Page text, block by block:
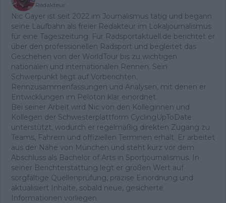
Redakteur
Nic Gayer ist seit 2022 im Journalismus tätig und begann
seine Laufbahn als freier Redakteur im Lokaljournalismus
für eine Tageszeitung. Für Radsportaktuell.de berichtet er
über den professionellen Radsport und begleitet das
Geschehen von der WorldTour bis zu wichtigen
nationalen und internationalen Rennen. Sein
Schwerpunkt liegt auf Vorberichten,
Rennzusammenfassungen und Analysen, mit denen er
Entwicklungen im Peloton klar einordnet.
Bei seiner Arbeit wird Nic von den Kolleginnen und
Kollegen der Schwesterplattform CyclingUpToDate
unterstützt, wodurch er regelmäßig direkten Zugang zu
Teams, Fahrern und offiziellen Terminen erhält. Er arbeitet
aus der Nähe von München und steht kurz vor dem
Abschluss als Bachelor of Arts in Sportjournalismus. In
seiner Berichterstattung legt er großen Wert auf
sorgfältige Quellenprüfung, präzise Einordnung und
aktualisiert Inhalte, sobald neue, gesicherte
Informationen vorliegen.